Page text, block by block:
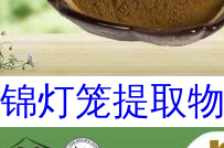
锦灯笼提取物